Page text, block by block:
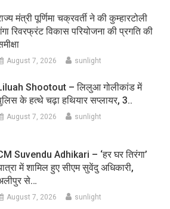
मंत्री पूर्णिमा चक्रवर्ती ने की कुम्हारटोली
रिवरफ्रंट विकास परियोजना की प्रगति की
August 7, 2026 sunlight
Shootout – लिलुआ गोलीकांड में
के हत्थे चढ़ा हथियार सप्लायर, 3..
August 7, 2026 sunlight
Suvendu Adhikari – ‘हर घर तिरंगा’
में शामिल हुए सीएम सुवेंदु अधिकारी,
से…
August 7, 2026 sunlight